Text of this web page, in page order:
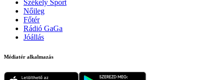
Székely Sport
Nőileg
Főtér
Rádió GaGa
Jóállás
Médiatér alkalmazás